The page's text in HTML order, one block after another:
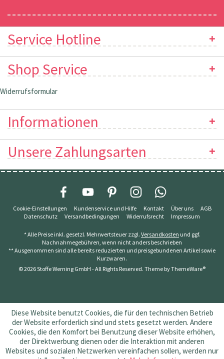
Service Hotline
Shop Service
Widerrufsformular
Informationen
Unsere Zahlungsarten
Cookie-Einstellungen Kundenservice und Hilfe Kontakt Über uns
AGB
Datenschutz
Versandbedingungen Widerrufsrecht Impressum
* Alle Preise inkl. gesetzl. Mehrwertsteuer zzgl. Versandkosten und ggf.
Nachnahmegebühren, wenn nicht anders beschrieben
** Ausgenommen sind alle bereits reduzierten und preisgebundenen Artikel sowie
Kurzwaren.
© 2026 Stoffe Werning GmbH - All Rights Reserved. Theme byThemeWare®
Diese Website benutzt Cookies, die für den technischen Betrieb
der Website erforderlich sind und stets gesetzt werden. Andere
Cookies, die den Komfort bei Benutzung dieser Website erhöhen,
der Direktwerbung dienen oder die Interaktion mit anderen
Websites und sozialen Netzwerken vereinfachen sollen, werden nur